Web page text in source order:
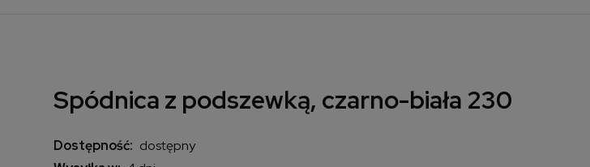
Spódnica z podszewką, czarno-biała 230
Dostępność: dostępny